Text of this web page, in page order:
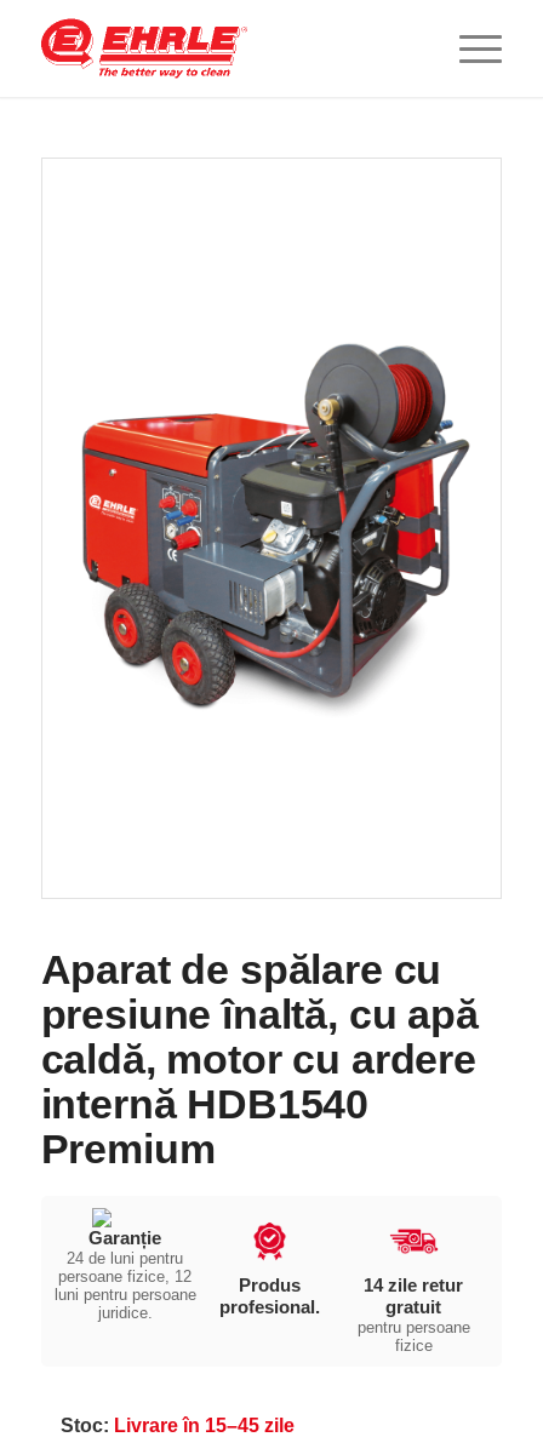
Aparat de spălare cu
presiune înaltă, cu apă
caldă, motor cu ardere
internă HDB1540
Premium
Garanție
24 de luni pentru
persoane fizice, 12
luni pentru persoane
juridice.
Produs
profesional.
14 zile retur
gratuit
pentru persoane
fizice
Stoc: Livrare în 15–45 zile